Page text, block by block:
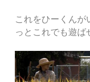
これをひーくん
っとこれでも遊ば